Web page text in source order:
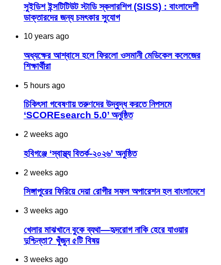
সুইডিশ ইন্সটিটিউট স্টাডি স্কলারশিপ (SISS) : বাংলাদেশী
ডাক্তারদের জন্য চমৎকার সুযোগ
10 years ago
অধ্যক্ষের আশ্বাসে হলে ফিরলো ওসমানী মেডিকেল কলেজের
শিক্ষার্থীরা
5 hours ago
চিকিৎসা গবেষণায় তরুণদের উদ্বুদ্ধ করতে নিপসমে
‘SCOREsearch 5.0’ অনুষ্ঠিত
2 weeks ago
হবিগঞ্জে ‘স্বাস্থ্য বিতর্ক-২০২৬’ অনুষ্ঠিত
2 weeks ago
সিঙ্গাপুরের ফিরিয়ে দেয়া রোগীর সফল অপারেশন হল বাংলাদেশে
3 weeks ago
খেলার মাঝখানে বুকে ব্যথা—হৃদরোগ নাকি হেরে যাওয়ার
দুশ্চিন্তা? খুঁজুন ৫টি বিষয়
3 weeks ago